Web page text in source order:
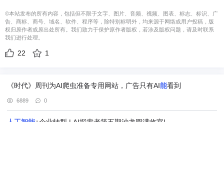
©本站发布的所有内容，包括但不限于文字、图片、音频、视频、图表、标志、标识、广
告、商标、商号、域名、软件、程序等，除特别标明外，均来源于网络或用户投稿，版
权归原作者或原出处所有。我们致力于保护原作者版权，若涉及版权问题，请及时联系
我们进行处理。
22 1
《时代》周刊为AI爬虫准备专用网站，广告只有AI能看到
6889 0
人工智能+企业转型 | AI探索者第五期沙龙圆满收官!